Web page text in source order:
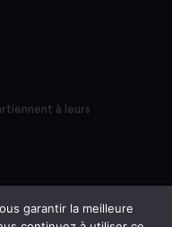
à leurs
AD/sum
garantir la meilleure